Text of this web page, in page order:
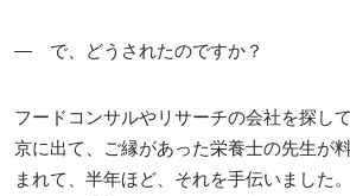
― で、どうされたのですか？
フードコンサルやリサーチの会社を探し
京に出て、ご縁があった栄養士の先生が
まれて、半年ほど、それを手伝いました